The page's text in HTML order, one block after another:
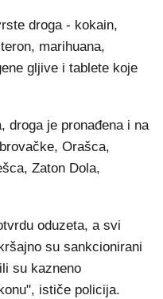
droga - kokain,
marihuana,
gljive i tablete koje
droga je pronađena i na
Orašca,
Zaton Dola,
oduzeta, a svi
su sankcionirani
su kazneno
ističe policija.